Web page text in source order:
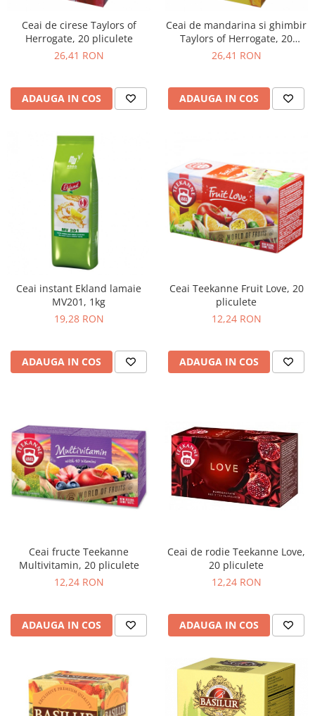
Ceai de cirese Taylors of
Herrogate, 20 pliculete
26,41 RON
ADAUGA IN COS
Ceai de mandarina si ghimbir
Taylors of Herrogate, 20
plicuri, 50g
26,41 RON
ADAUGA IN COS
Ceai instant Ekland lamaie
MV201, 1kg
19,28 RON
ADAUGA IN COS
Ceai Teekanne Fruit Love, 20
pliculete
12,24 RON
ADAUGA IN COS
Ceai fructe Teekanne
Multivitamin, 20 pliculete
12,24 RON
ADAUGA IN COS
Ceai de rodie Teekanne Love,
20 pliculete
12,24 RON
ADAUGA IN COS